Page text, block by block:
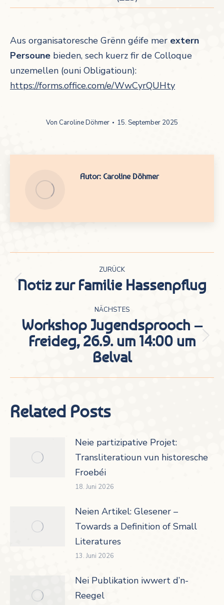
Aus organisatoresche Grënn géife mer extern
Persoune bieden, sech kuerz fir de Colloque
unzemellen (ouni Obligatioun):
https://forms.office.com/e/WwCyrQUHty
Von Caroline Döhmer 15. September 2025
Autor: Caroline Döhmer
Kommentarnavigation
ZURÜCK
Vorheriger
Notiz zur Familie Hassenpflug
NÄCHSTES
Nächster
Beitrag:
Workshop Jugendsprooch –
Freideg, 26.9. um 14:00 um
Belval
Related Posts
Neie partizipative Projet:
Transliteratioun vun historesche
Froebéi
18. Juni 2026
Neien Artikel: Glesener –
Towards a Definition of Small
Literatures
13. Juni 2026
Nei Publikation iwwert d’n-
Reegel